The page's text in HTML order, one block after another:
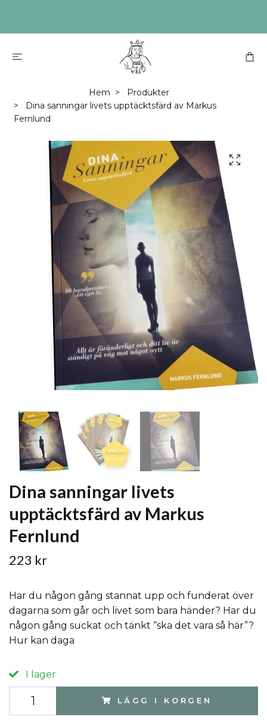
Hem
Produkter
Dina sanningar livets upptäcktsfärd av Markus
Fernlund
Dina sanningar livets
upptäcktsfärd av Markus
Fernlund
223 kr
Har du någon gång stannat upp och funderat över
dagarna som går och livet som bara händer? Har du
någon gång suckat och tänkt “ska det vara så här”?
Hur kan daga
I lager
LÄGG I KORGEN